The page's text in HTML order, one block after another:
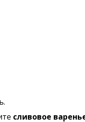
сливовое